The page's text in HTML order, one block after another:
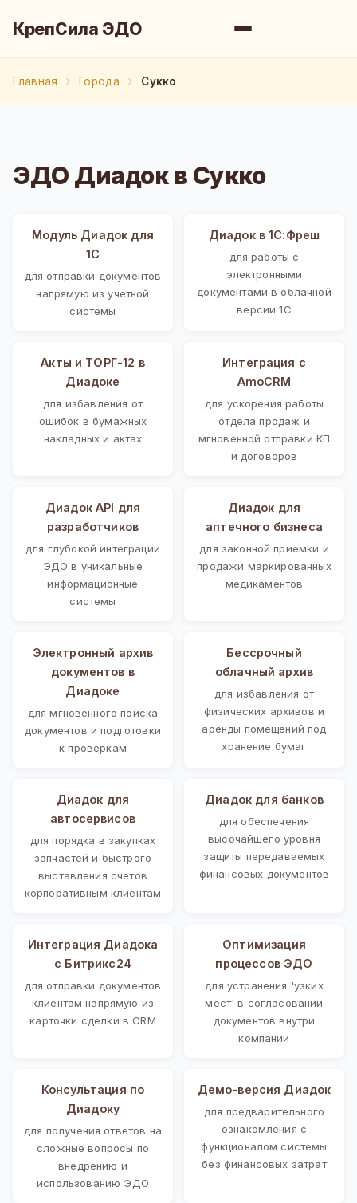
КрепСила ЭДО
Главная Города Сукко
ЭДО Диадок в Сукко
Модуль Диадок для
1С
для отправки документов
напрямую из учетной
системы
Диадок в 1С:Фреш
для работы с
электронными
документами в облачной
версии 1С
Акты и ТОРГ-12 в
Диадоке
для избавления от
ошибок в бумажных
накладных и актах
Интеграция с
AmoCRM
для ускорения работы
отдела продаж и
мгновенной отправки КП
и договоров
Диадок API для
разработчиков
для глубокой интеграции
ЭДО в уникальные
информационные
системы
Диадок для
аптечного бизнеса
для законной приемки и
продажи маркированных
медикаментов
Электронный архив
документов в
Диадоке
для мгновенного поиска
документов и подготовки
к проверкам
Бессрочный
облачный архив
для избавления от
физических архивов и
аренды помещений под
хранение бумаг
Диадок для
автосервисов
для порядка в закупках
запчастей и быстрого
выставления счетов
корпоративным клиентам
Диадок для банков
для обеспечения
высочайшего уровня
защиты передаваемых
финансовых документов
Интеграция Диадока
с Битрикс24
для отправки документов
клиентам напрямую из
карточки сделки в CRM
Оптимизация
процессов ЭДО
для устранения 'узких
мест' в согласовании
документов внутри
компании
Консультация по
Диадоку
для получения ответов на
сложные вопросы по
внедрению и
использованию ЭДО
Демо-версия Диадок
для предварительного
ознакомления с
функционалом системы
без финансовых затрат